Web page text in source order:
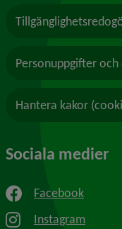
Personuppgifter
Hantera kakor
Sociala medier
Facebook
Instagram